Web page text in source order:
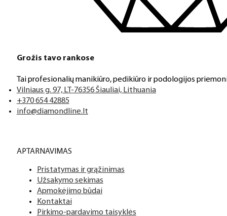
Grožis tavo rankose
Tai profesionalių manikiūro, pedikiūro ir podologijos
Vilniaus g. 97, LT-76356 Šiauliai, Lithuania
+370 654 42885
info@diamondline.lt
APTARNAVIMAS
Pristatymas ir grąžinimas
Užsakymo sekimas
Apmokėjimo būdai
Kontaktai
Pirkimo-pardavimo taisyklės